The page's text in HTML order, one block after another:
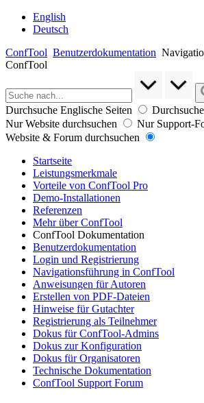
English
Deutsch
ConfTool Benutzerdokumentation
ConfTool
Durchsuche Englische Seiten
Nur Website durchsuchen
Nur Support-
Website & Forum durchsuchen
Startseite
Leistungsmerkmale
Vorteile von ConfTool Pro
Demo-Installationen
Referenzen
Mehr über ConfTool
ConfTool Dokumentation
Benutzerdokumentation
Login und Registrierung
Navigationsführung in ConfTool
Anweisungen für Autoren
Erstellen von PDF-Dateien
Hinweise für Gutachter
Registrierung als Teilnehmer
Dokus für ConfTool-Admins
Dokus zur Konfiguration
Dokus für Organisatoren
Technische Dokumentation
ConfTool Support Forum